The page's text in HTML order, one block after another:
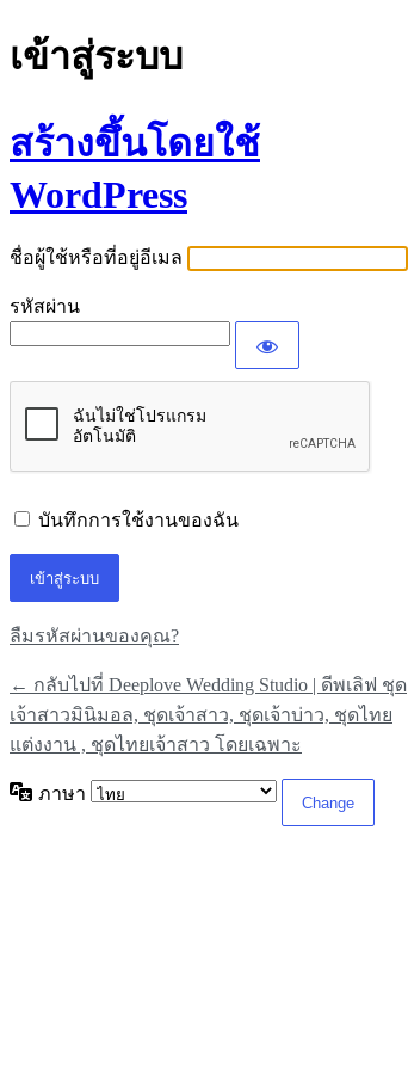
เข้าสู่ระบบ
สร้างขึ้นโดยใช้
WordPress
ชื่อผู้ใช้หรือที่อยู่อีเมล
รหัสผ่าน
บันทึกการใช้งานของฉัน
ลืมรหัสผ่านของคุณ?
← กลับไปที่ Deeplove Wedding Studio | ดีพเลิฟ ชุด
เจ้าสาวมินิมอล, ชุดเจ้าสาว, ชุดเจ้าบ่าว, ชุดไทย
แต่งงาน , ชุดไทยเจ้าสาว โดยเฉพาะ
ภาษา